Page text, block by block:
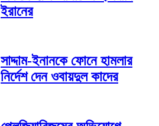
ইরানের
সাদ্দাম-ইনানকে ফোনে হামলার
নির্দেশ দেন ওবায়দুল কাদের